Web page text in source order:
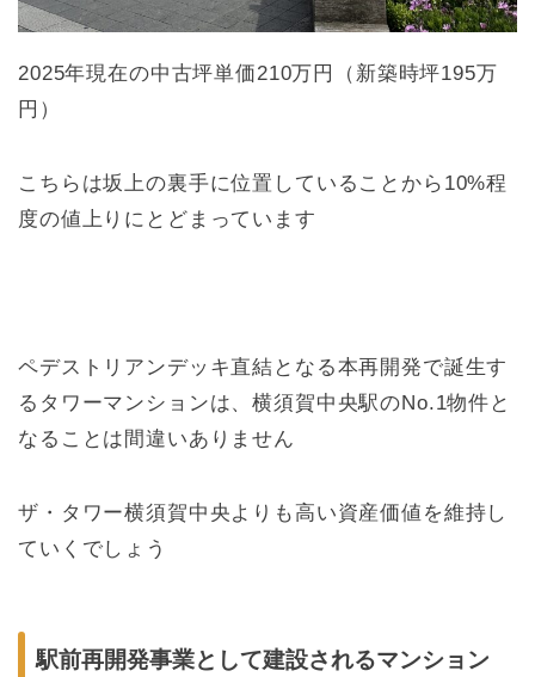
2025年現在の中古坪単価210万円（新築時坪195万
円）
こちらは坂上の裏手に位置していることから10%程
度の値上りにとどまっています
ペデストリアンデッキ直結となる本再開発で誕生す
るタワーマンションは、横須賀中央駅のNo.1物件と
なることは間違いありません
ザ・タワー横須賀中央よりも高い資産価値を維持し
ていくでしょう
駅前再開発事業として建設されるマンション